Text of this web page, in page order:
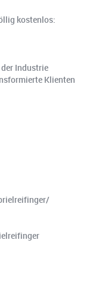
kostenlos:
Industrie
Klienten